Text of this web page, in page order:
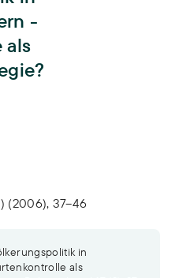
-
als
(2006), 37–46
in
als